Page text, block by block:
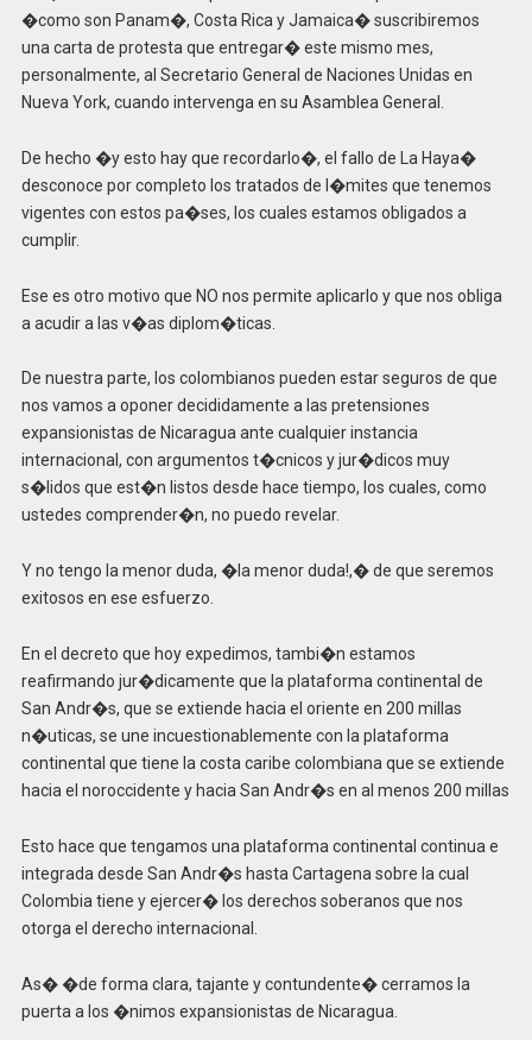
�como son Panam�, Costa Rica y Jamaica� suscribiremos
una carta de protesta que entregar� este mismo mes,
personalmente, al Secretario General de Naciones Unidas en
Nueva York, cuando intervenga en su Asamblea General.
De hecho �y esto hay que recordarlo�, el fallo de La Haya�
desconoce por completo los tratados de l�mites que tenemos
vigentes con estos pa�ses, los cuales estamos obligados a
cumplir.
Ese es otro motivo que NO nos permite aplicarlo y que nos obliga
a acudir a las v�as diplom�ticas.
De nuestra parte, los colombianos pueden estar seguros de que
nos vamos a oponer decididamente a las pretensiones
expansionistas de Nicaragua ante cualquier instancia
internacional, con argumentos t�cnicos y jur�dicos muy
s�lidos que est�n listos desde hace tiempo, los cuales, como
ustedes comprender�n, no puedo revelar.
Y no tengo la menor duda, �la menor duda!,� de que seremos
exitosos en ese esfuerzo.
En el decreto que hoy expedimos, tambi�n estamos
reafirmando jur�dicamente que la plataforma continental de
San Andr�s, que se extiende hacia el oriente en 200 millas
n�uticas, se une incuestionablemente con la plataforma
continental que tiene la costa caribe colombiana que se extiende
hacia el noroccidente y hacia San Andr�s en al menos 200 millas
Esto hace que tengamos una plataforma continental continua e
integrada desde San Andr�s hasta Cartagena sobre la cual
Colombia tiene y ejercer� los derechos soberanos que nos
otorga el derecho internacional.
As� �de forma clara, tajante y contundente� cerramos la
puerta a los �nimos expansionistas de Nicaragua.